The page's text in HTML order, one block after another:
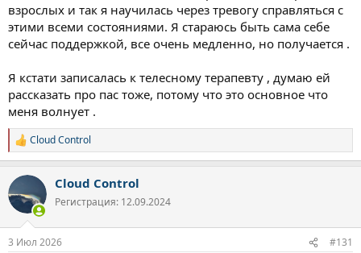
Тревога - это реакция организма на зажатость в теле. Воздуха
недостаточно, обмен ухудшается. Давай рассмотрим, что же за
процесс газообмена в организме?
В биологии и медицине его делят на три составляющие:
Внешнее дыхание — обмен газами между легкими и
окружающим воздухом.
Транспорт газов— перенос кислорода и углекислого
газа кровью.
Внутреннее (клеточное) дыхание— использование
кислорода клетками для выработки энергии.
Почему мы его рассмотрели? Потому что при психогенной
тревоге мозг посылает ложный сигнал «Опасность!», и
надпочечники выбрасывают адреналин. В итоге
здоровое
взрослых и так я научилась через тревогу справляться с
этими всеми состояниями. Я стараюсь быть сама себе
сейчас поддержкой, все очень медленно, но получается .
Я кстати записалась к телесному терапевту , думаю ей
рассказать про пас тоже, потому что это основное что
меня волнует .
Р
е
к
ц
и
Cloud Control
Cloud Control
Регистрация: 12.09.2024
3 Июл 2026 #131